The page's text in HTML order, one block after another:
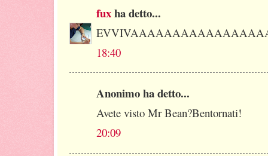
fuxha detto...
18:40
Anonimo ha detto...
Avete visto Mr Bean?Bentornati!
20:09